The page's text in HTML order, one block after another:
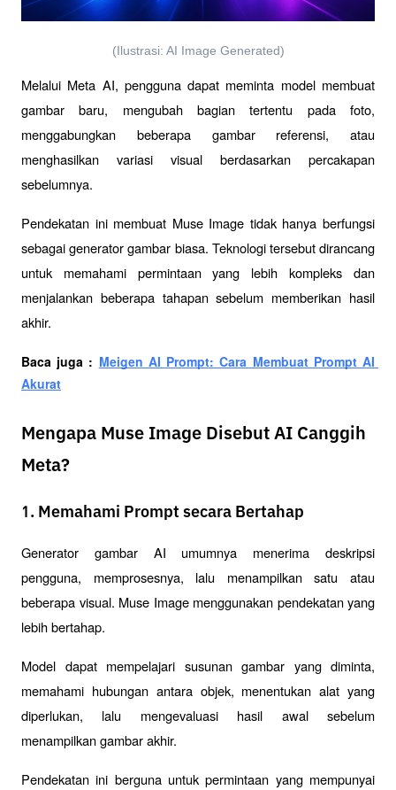
(Ilustrasi: AI Image Generated)
Melalui Meta AI, pengguna dapat meminta model membuat
gambar baru, mengubah bagian tertentu pada foto,
menggabungkan beberapa gambar referensi, atau
menghasilkan variasi visual berdasarkan percakapan
sebelumnya.
Pendekatan ini membuat Muse Image tidak hanya berfungsi
sebagai generator gambar biasa. Teknologi tersebut dirancang
untuk memahami permintaan yang lebih kompleks dan
menjalankan beberapa tahapan sebelum memberikan hasil
akhir.
Baca juga : Meigen AI Prompt: Cara Membuat Prompt AI
Akurat
Mengapa Muse Image Disebut AI Canggih
Meta?
1. Memahami Prompt secara Bertahap
Generator gambar AI umumnya menerima deskripsi
pengguna, memprosesnya, lalu menampilkan satu atau
beberapa visual. Muse Image menggunakan pendekatan yang
lebih bertahap.
Model dapat mempelajari susunan gambar yang diminta,
memahami hubungan antara objek, menentukan alat yang
diperlukan, lalu mengevaluasi hasil awal sebelum
menampilkan gambar akhir.
Pendekatan ini berguna untuk permintaan yang mempunyai